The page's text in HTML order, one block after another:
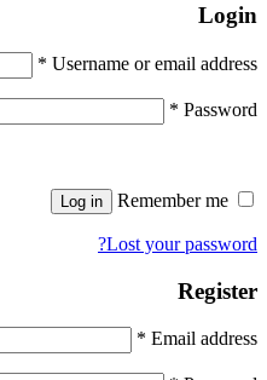
Login
Username or email address
*
Password
*
Remember me
Log in
Lost your password?
Register
Email address
*